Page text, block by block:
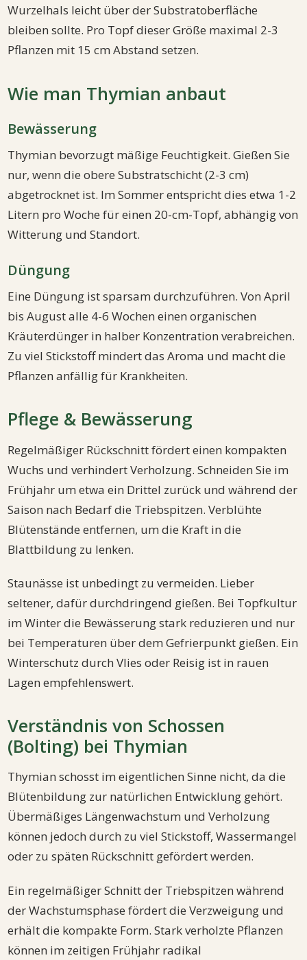
Wurzelhals leicht über der Substratoberfläche
bleiben sollte. Pro Topf dieser Größe maximal 2-3
Pflanzen mit 15 cm Abstand setzen.
Wie man Thymian anbaut
Bewässerung
Thymian bevorzugt mäßige Feuchtigkeit. Gießen Sie
nur, wenn die obere Substratschicht (2-3 cm)
abgetrocknet ist. Im Sommer entspricht dies etwa 1-2
Litern pro Woche für einen 20-cm-Topf, abhängig von
Witterung und Standort.
Düngung
Eine Düngung ist sparsam durchzuführen. Von April
bis August alle 4-6 Wochen einen organischen
Kräuterdünger in halber Konzentration verabreichen.
Zu viel Stickstoff mindert das Aroma und macht die
Pflanzen anfällig für Krankheiten.
Pflege & Bewässerung
Regelmäßiger Rückschnitt fördert einen kompakten
Wuchs und verhindert Verholzung. Schneiden Sie im
Frühjahr um etwa ein Drittel zurück und während der
Saison nach Bedarf die Triebspitzen. Verblühte
Blütenstände entfernen, um die Kraft in die
Blattbildung zu lenken.
Staunässe ist unbedingt zu vermeiden. Lieber
seltener, dafür durchdringend gießen. Bei Topfkultur
im Winter die Bewässerung stark reduzieren und nur
bei Temperaturen über dem Gefrierpunkt gießen. Ein
Winterschutz durch Vlies oder Reisig ist in rauen
Lagen empfehlenswert.
Verständnis von Schossen
(Bolting) bei Thymian
Thymian schosst im eigentlichen Sinne nicht, da die
Blütenbildung zur natürlichen Entwicklung gehört.
Übermäßiges Längenwachstum und Verholzung
können jedoch durch zu viel Stickstoff, Wassermangel
oder zu späten Rückschnitt gefördert werden.
Ein regelmäßiger Schnitt der Triebspitzen während
der Wachstumsphase fördert die Verzweigung und
erhält die kompakte Form. Stark verholzte Pflanzen
können im zeitigen Frühjahr radikal